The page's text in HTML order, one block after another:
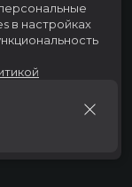
в настройках